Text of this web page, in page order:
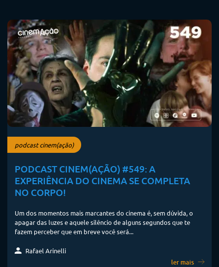
podcast cinem(ação)
PODCAST CINEM(AÇÃO) #549: A
EXPERIÊNCIA DO CINEMA SE COMPLETA
NO CORPO!
Um dos momentos mais marcantes do cinema é, sem dúvida, o
apagar das luzes e aquele silêncio de alguns segundos que te
fazem perceber que em breve você será...
Rafael Arinelli
ler mais